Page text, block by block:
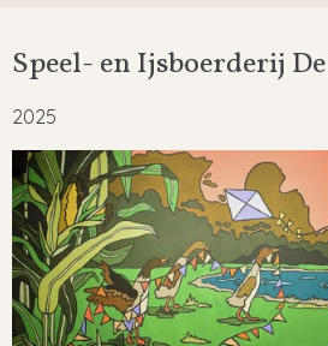
Speel- en Ijsboerderij
2025